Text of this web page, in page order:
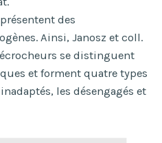
des
Ainsi, Janosz et coll.
se distinguent
et forment quatre types
les désengagés et